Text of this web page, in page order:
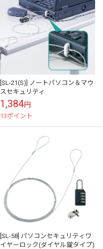
[SL-21(S)] ノートパソコン＆マウ
スセキュリティ
1,384円
13ポイント
[SL-58] パソコンセキュリティワ
イヤーロック(ダイヤル錠タイプ)